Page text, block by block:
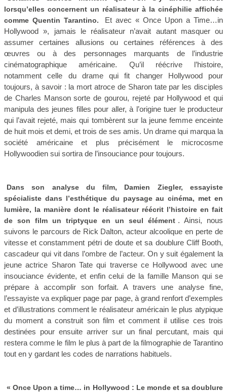
lorsqu’elles concernent un réalisateur à la cinéphilie affichée
comme Quentin Tarantino.
Et avec « Once Upon a Time…in
Hollywood », jamais le réalisateur n’avait autant masquer ou
assumer certaines allusions ou certaines références à des
œuvres ou à des personnages marquants de l’industrie
cinématographique américaine. Qu’il réécrive l’histoire,
notamment celle du drame qui fit changer Hollywood pour
toujours, à savoir : la mort atroce de Sharon tate par les disciples
de Charles Manson sorte de gourou, rejeté par Hollywood et qui
manipula des jeunes filles pour aller, à l’origine tuer le producteur
qui l’avait rejeté, mais qui tombèrent sur la jeune femme enceinte
de huit mois et demi, et trois de ses amis. Un drame qui marqua la
société américaine et plus précisément le microcosme
Hollywoodien sui sortira de l’insouciance pour toujours.
Dans son analyse du film, Damien Ziegler, essayiste
spécialiste dans l’esthétique du paysage au cinéma, met en
lumière, la manière dont le réalisateur réécrit l’histoire en fait
de son film un triptyque en un seul élément . Ainsi, nous
suivons le parcours de Rick Dalton, acteur alcoolique en perte de
vitesse et constamment pétri de doute et sa doublure Cliff Booth,
cascadeur qui vit dans l’ombre de l’acteur. On y suit également la
jeune actrice Sharon Tate qui traverse ce Hollywood avec une
insouciance évidente, et enfin celui de la famille Manson qui se
prépare à accomplir son forfait. A travers une analyse fine,
l’essayiste va expliquer page par page, à grand renfort d’exemples
et d’illustrations comment le réalisateur américain le plus atypique
du moment a construit son film et comment il utilise ces trois
destinées pour ensuite arriver sur un final percutant, mais qui
restera comme le film le plus à part de la filmographie de Tarantino
tout en y gardant les codes de narrations habituels.
« Once Upon a time… in Hollywood : Le monde et sa doublure